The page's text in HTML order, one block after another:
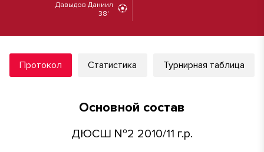
Давыдов Даниил
38'
Протокол Статистика Турнирная таблица
Основной состав
ДЮСШ №2 2010/11 г.р.